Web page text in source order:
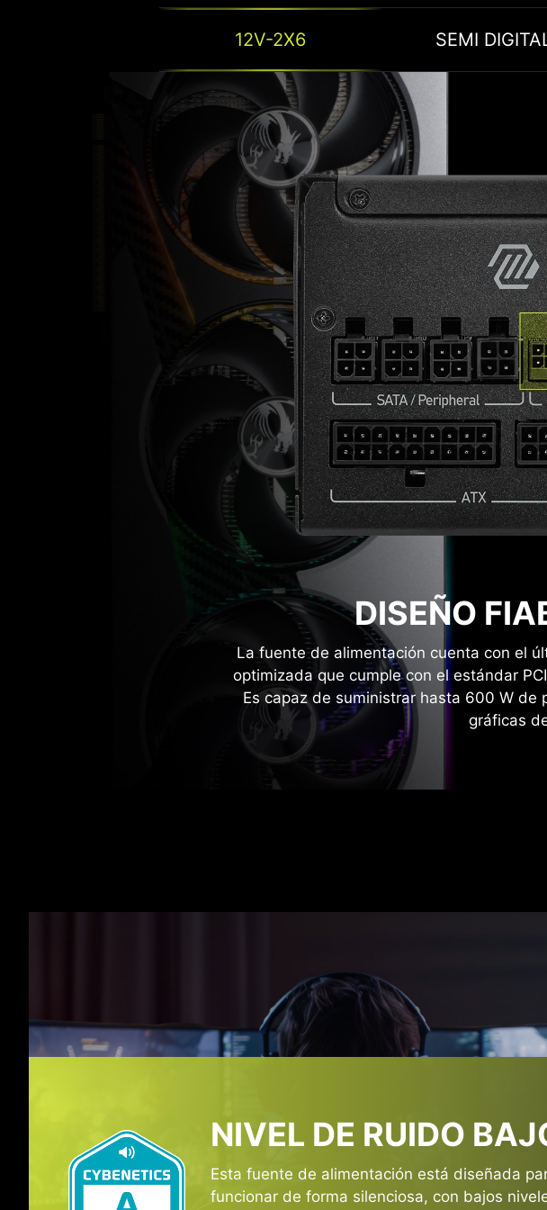
12V-2X6 SEMI
DISEÑO
La fuente de alimentación cuenta con el
optimizada que cumple con el estándar
Es capaz de suministrar hasta 600 W de
gráficas
SEMI DIGITAL
Esta fuente de alimentación incluye un circuito integrado (IC) para
factor de potencia (PFC) y la controlada por línea de entrada (LLC),
mejora significativamente la precisión. Esta arquitectura permite
ajustes dinámicos, proporcionando una salida de potencia más
eficiente.
FUENTE DE
Cuenta con un puerto de salida que cumple
La fuente de alimentación puede soportar
CERTIFICACIÓN DE
GOLD
La eficiencia de su fuente de alimentación tiene un impacto
en el consumo energético total. La certificación Gold destaca
referente fiable en materia de eficiencia energética, garantizando
fuente de alimentación ofrezca un menor consumo energético y
con mayores niveles de eficiencia.
NIVEL DE RUIDO
Esta fuente de alimentación está diseñada
funcionar de forma silenciosa, con bajos